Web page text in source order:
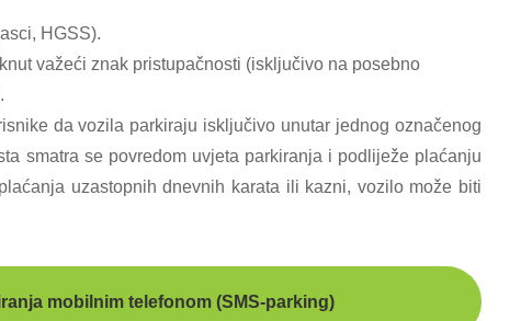
HGSS).
važeći znak pristupačnosti (isključivo na posebno
da vozila parkiraju isključivo unutar jednog označenog
smatra se povredom uvjeta parkiranja i podliježe plaćanju
uzastopnih dnevnih karata ili kazni, vozilo može biti
mobilnim telefonom (SMS-parking)